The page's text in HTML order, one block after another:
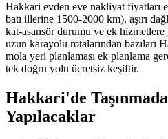
Hakkari evden eve nakliyat fiyatları
batı illerine 1500-2000 km), aşırı
kat-asansör durumu ve ek
uzun karayolu rotalarından bazıları
mola yeri planlaması ek planlama
tek doğru yolu ücretsiz keşiftir.
Hakkari'de
Yapılacaklar